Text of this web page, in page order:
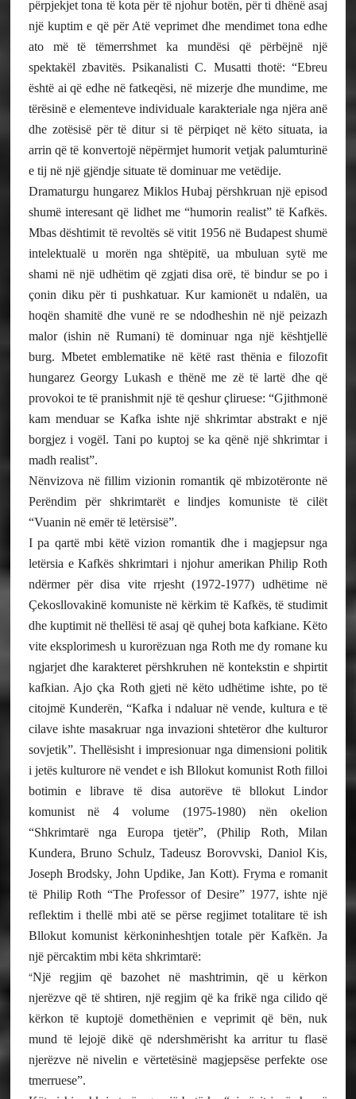
përpjekjet tona të kota për të njohur botën, për ti dhënë asaj
një kuptim e që për Atë veprimet dhe mendimet tona edhe
ato më të tëmerrshmet ka mundësi që përbëjnë një
spektakël zbavitës. Psikanalisti C. Musatti thotë: “Ebreu
është ai që edhe në fatkeqësi, në mizerje dhe mundime, me
tërësinë e elementeve individuale karakteriale nga njëra anë
dhe zotësisë për të ditur si të përpiqet në këto situata, ia
arrin që të konvertojë nëpërmjet humorit vetjak palumturinë
e tij në një gjëndje situate të dominuar me vetëdije.
Dramaturgu hungarez Miklos Hubaj përshkruan një episod
shumë interesant që lidhet me “humorin realist” të Kafkës.
Mbas dështimit të revoltës së vitit 1956 në Budapest shumë
intelektualë u morën nga shtëpitë, ua mbuluan sytë me
shami në një udhëtim që zgjati disa orë, të bindur se po i
çonin diku për ti pushkatuar. Kur kamionët u ndalën, ua
hoqën shamitë dhe vunë re se ndodheshin në një peizazh
malor (ishin në Rumani) të dominuar nga një kështjellë
burg. Mbetet emblematike në këtë rast thënia e filozofit
hungarez Georgy Lukash e thënë me zë të lartë dhe që
provokoi te të pranishmit një të qeshur çliruese: “Gjithmonë
kam menduar se Kafka ishte një shkrimtar abstrakt e një
borgjez i vogël. Tani po kuptoj se ka qënë një shkrimtar i
madh realist”.
Nënvizova në fillim vizionin romantik që mbizotëronte në
Perëndim për shkrimtarët e lindjes komuniste të cilët
“Vuanin në emër të letërsisë”.
I pa qartë mbi këtë vizion romantik dhe i magjepsur nga
letërsia e Kafkës shkrimtari i njohur amerikan Philip Roth
ndërmer për disa vite rrjesht (1972-1977) udhëtime në
Çekosllovakinë komuniste në kërkim të Kafkës, të studimit
dhe kuptimit në thellësi të asaj që quhej bota kafkiane. Këto
vite eksplorimesh u kurorëzuan nga Roth me dy romane ku
ngjarjet dhe karakteret përshkruhen në kontekstin e shpirtit
kafkian. Ajo çka Roth gjeti në këto udhëtime ishte, po të
citojmë Kunderën, “Kafka i ndaluar në vende, kultura e të
cilave ishte masakruar nga invazioni shtetëror dhe kulturor
sovjetik”. Thellësisht i impresionuar nga dimensioni politik
i jetës kulturore në vendet e ish Bllokut komunist Roth filloi
botimin e librave të disa autorëve të bllokut Lindor
komunist në 4 volume (1975-1980) nën okelion
“Shkrimtarë nga Europa tjetër”, (Philip Roth, Milan
Kundera, Bruno Schulz, Tadeusz Borovvski, Daniol Kis,
Joseph Brodsky, John Updike, Jan Kott). Fryma e romanit
të Philip Roth “The Professor of Desire” 1977, ishte një
reflektim i thellë mbi atë se përse regjimet totalitare të ish
Bllokut komunist kërkoninheshtjen totale për Kafkën. Ja
një përcaktim mbi këta shkrimtarë:
“Një regjim që bazohet në mashtrimin, që u kërkon
njerëzve që të shtiren, një regjim që ka frikë nga cilido që
kërkon të kuptojë domethënien e veprimit që bën, nuk
mund të lejojë dikë që ndershmërisht ka arritur tu flasë
njerëzve në nivelin e vërtetësinë magjepsëse perfekte ose
tmerruese”.